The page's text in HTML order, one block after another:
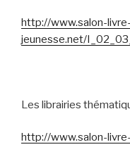
http://www.salon-
jeunesse.net/
Les librairies
http://www.salon-